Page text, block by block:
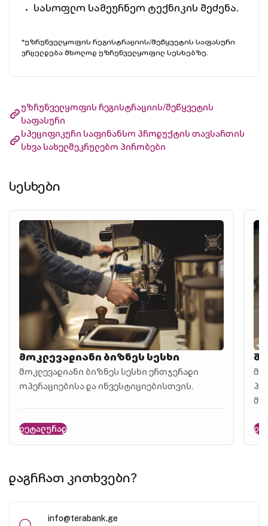
სასოფლო სამეურნეო ტექნიკის შეძენა.
*უზრუნველყოფის რეგისტრაციის/შეწყვეტის საფასური
ვრცელდება მხოლოდ უზრუნველყოფილ სესხებზე.
უზრუნველყოფის რეგისტრაციის/შეწყვეტის
საფასური
სპეციფიკური საფინანსო პროდუქტის თავსართის
სხვა სახელშეკრულებო პირობები
სესხები
მოკლევადიანი ბიზნეს სესხი
მოკლევადიანი ბიზნეს სესხი ერთჯერადი
ოპერაციებისა და ინვესტიციებისთვის.
დეტალურად
დაგრჩათ კითხვები?
info@terabank.ge